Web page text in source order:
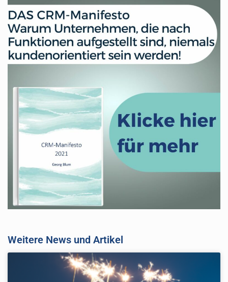
Weitere News und Artikel